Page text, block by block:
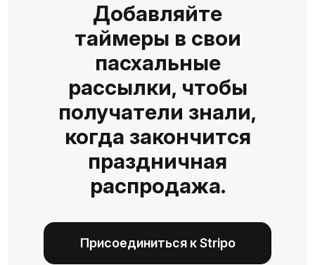
Добавляйте
таймеры в свои
пасхальные
рассылки, чтобы
получатели знали,
когда закончится
праздничная
распродажа.
Присоединиться к Stripo